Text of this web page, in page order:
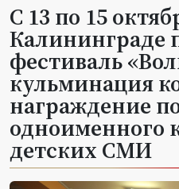
С 13 по 15
Калининграде
фестиваль
кульминация
награждение
одноименного
детских СМИ